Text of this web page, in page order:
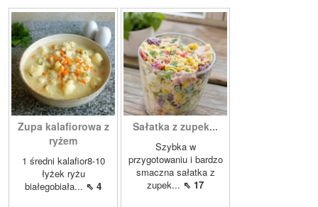
Zupa kalafiorowa z
ryżem
1 średni kalafior8-10
łyżek ryżu
białegobiała... ⇖ 4
Sałatka z zupek...
Szybka w
przygotowaniu i bardzo
smaczna sałatka z
zupek... ⇖ 17